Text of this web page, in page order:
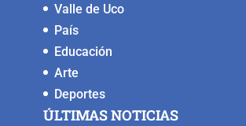
Valle de Uco
País
Educación
Arte
Deportes
ÚLTIMAS NOTICIAS